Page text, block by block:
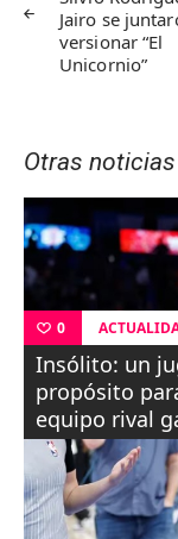
entradas
Jairo se
versionar “El
Unicornio”
Otras noticias
0
Insólito: un
propósito
equipo rival